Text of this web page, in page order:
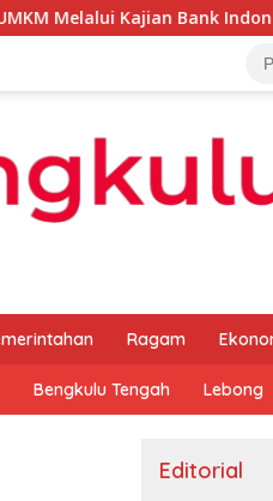
Bank Indonesia
Ragam
Bengkulu Tengah Lebong
Editorial